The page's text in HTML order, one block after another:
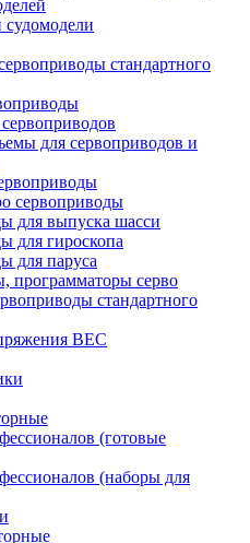
стандартного
для сервоприводов и
сервоприводы
для выпуска шасси
для гироскопа
для паруса
программаторы серво
стандартного
BEC
(готовые
(наборы для